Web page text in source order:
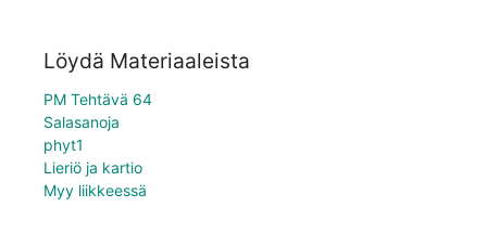
Löydä Materiaaleista
PM Tehtävä 64
Salasanoja
phyt1
Lieriö ja kartio
Myy liikkeessä